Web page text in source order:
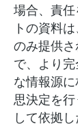
場合、責
トの資料
のみ提供
で、より
な情報源
思決定を
して依拠